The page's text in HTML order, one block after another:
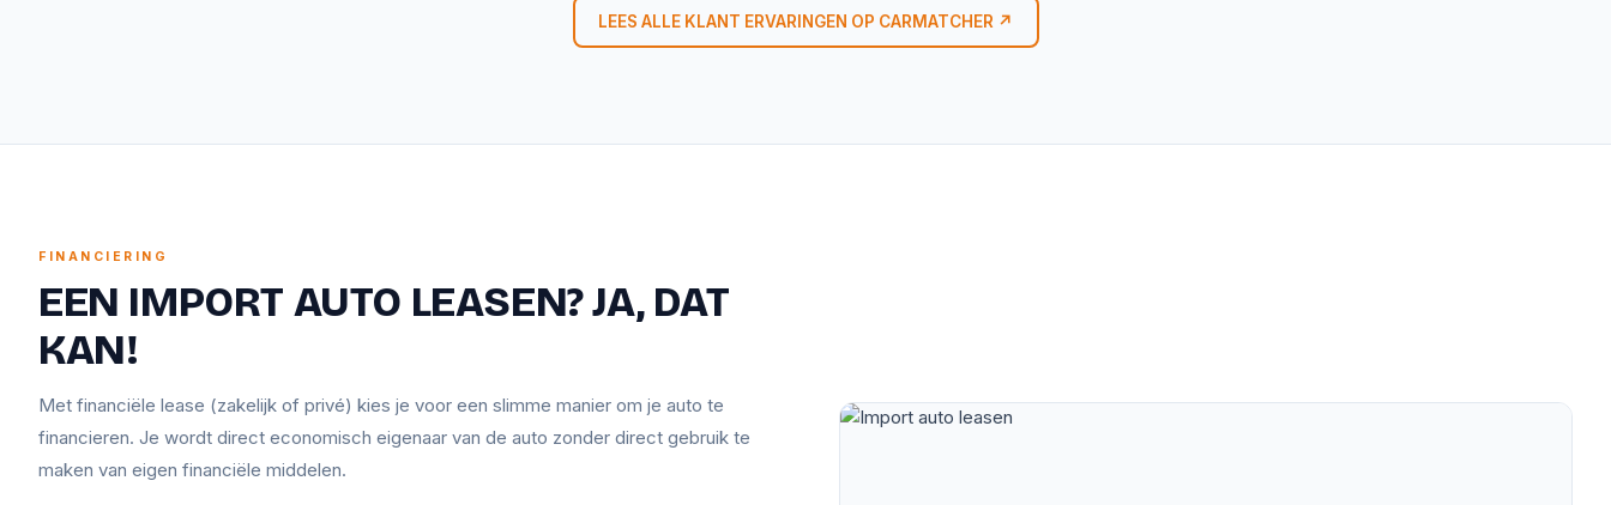
LEES ALLE KLANT ERVARINGEN OP CARMATCHER ↗
FINANCIERING
EEN IMPORT AUTO LEASEN? JA, DAT
KAN!
Met financiële lease (zakelijk of privé) kies je voor een slimme manier om je auto te
financieren. Je wordt direct economisch eigenaar van de auto zonder direct gebruik te
maken van eigen financiële middelen.